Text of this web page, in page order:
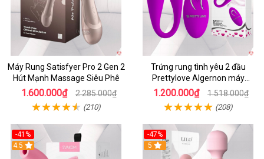
Máy Rung Satisfyer Pro 2 Gen 2
Hút Mạnh Massage Siêu Phê
1.600.000₫ 2.285.000₫
(210)
Trứng rung tình yêu 2 đầu
Prettylove Algernon máy
massage điểm G không dây
1.200.000₫ 1.518.000₫
(208)
-41%
4.5
-47%
5